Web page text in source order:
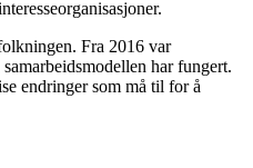
Fra 2016 var
har fungert.
endringer som må til for å